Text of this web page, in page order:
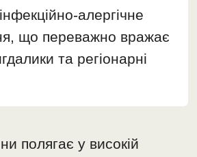
алергічне
що переважно вражає
та регіонарні
полягає у високій